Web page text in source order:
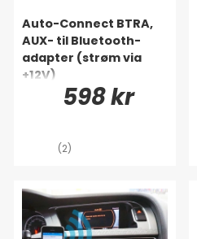
Auto-Connect BTRA,
AUX- til Bluetooth-
adapter (strøm via
+12V)
598 kr
(2)